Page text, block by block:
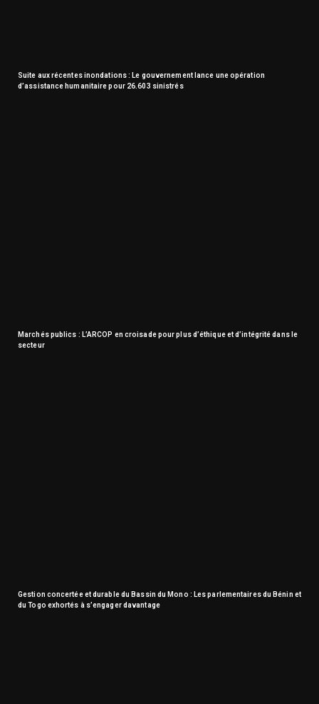
Suite aux récentes inondations : Le gouvernement lance une opération
d’assistance humanitaire pour 26.603 sinistrés
Marchés publics : L’ARCOP en croisade pour plus d’éthique et d’intégrité dans le
secteur
Gestion concertée et durable du Bassin du Mono : Les parlementaires du Bénin et
du Togo exhortés à s’engager davantage